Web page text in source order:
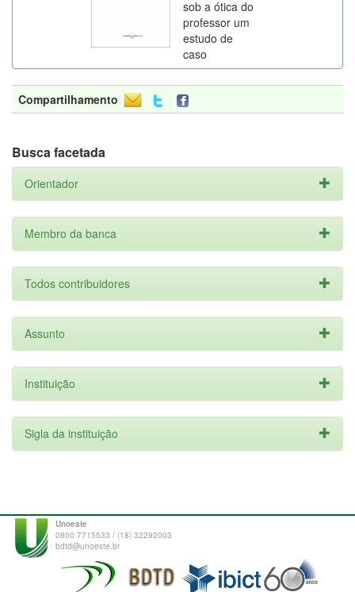
sob a ótica do
professor um
estudo de
caso
Compartilhamento
Busca facetada
Orientador
Membro da banca
Todos contribuidores
Assunto
Instituição
Sigla da instituição
Unoeste
0800 7715533 / (18) 32292003
bdtd@unoeste.br